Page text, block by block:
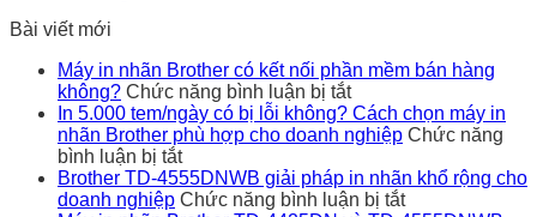
Bài viết mới
Máy in nhãn Brother có kết nối phần mềm bán hàng
không? Chức năng bình luận bị tắtở
Máy
in
Brother
có
In 5.000 tem/ngày có bị lỗi không? Cách chọn máy in
nhãn Brother phù hợp cho doanh nghiệp Chức năng
bình luận bị tắtở
In
5.000
Brother TD-4555DNWB giải pháp in nhãn khổ rộng cho
doanh nghiệp Chức năng bình luận bị tắtở